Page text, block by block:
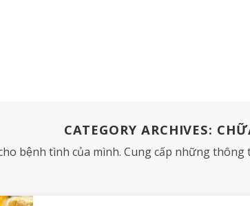
CATEGORY ARCHIVES:
bệnh tình của mình. Cung cấp những